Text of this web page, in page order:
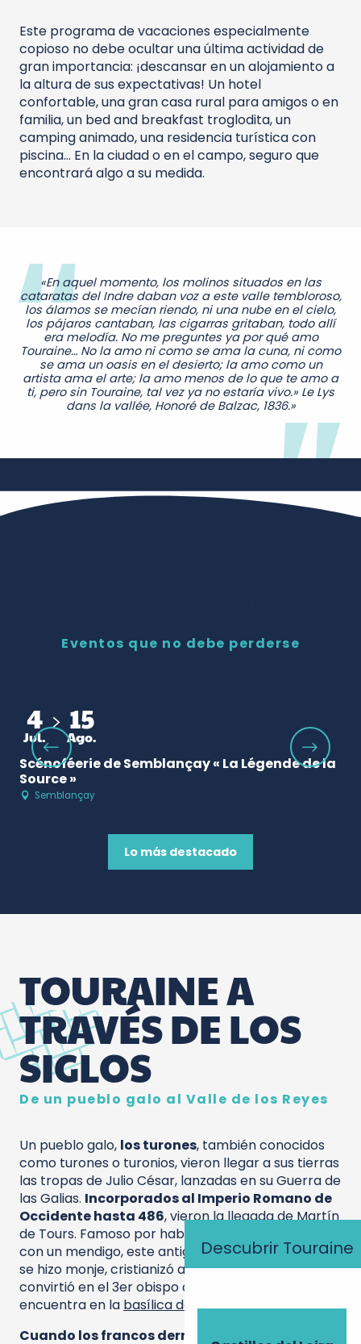
Descubrir Touraine
Este programa de vacaciones especialmente
copioso no debe ocultar una última actividad de
gran importancia: ¡descansar en un alojamiento a
la altura de sus expectativas! Un hotel
confortable, una gran casa rural para amigos o en
familia, un bed and breakfast troglodita, un
camping animado, una residencia turística con
piscina… En la ciudad o en el campo, seguro que
encontrará algo a su medida.
«En aquel momento, los molinos situados en las
cataratas del Indre daban voz a este valle tembloroso,
los álamos se mecían riendo, ni una nube en el cielo,
los pájaros cantaban, las cigarras gritaban, todo allí
era melodía. No me preguntes ya por qué amo
Touraine… No la amo ni como se ama la cuna, ni como
se ama un oasis en el desierto; la amo como un
artista ama el arte; la amo menos de lo que te amo a
ti, pero sin Touraine, tal vez ya no estaría vivo.» Le Lys
dans la vallée, Honoré de Balzac, 1836.»
Eventos que no debe perderse
4
Jul.
15
Ago.
Scénoféerie de Semblançay « La Légende de la
Source »
Semblançay
Lo más destacado
TOURAINE A
TRAVÉS DE LOS
SIGLOS
De un pueblo galo al Valle de los Reyes
Un pueblo galo, los turones, también conocidos
como turones o turonios, vieron llegar a sus tierras
las tropas de Julio César, lanzadas en su Guerra de
las Galias. Incorporados al Imperio Romano de
Occidente hasta 486, vieron la llegada de Martín
de Tours. Famoso por haber compartido su capa
con un mendigo, este antiguo legionario romano
se hizo monje, cristianizó a la población y se
convirtió en el 3er obispo de
encuentra en la basílica de San Martín.
Cuando los francos derrotaron a los visigodos